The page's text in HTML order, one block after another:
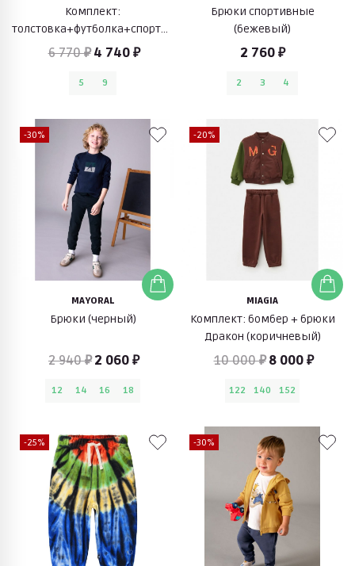
Комплект:
толстовка+футболка+спортивные
брюки (красный/синий/
6 770 ₽ 4 740 ₽
5 9
Брюки спортивные
(бежевый)
2 760 ₽
2 3 4
-30%
MAYORAL
Брюки (черный)
2 940 ₽ 2 060 ₽
12 14 16 18
-20%
MIAGIA
Комплект: бомбер + брюки
Дракон (коричневый)
10 000 ₽ 8 000 ₽
122 140 152
-25% -30%